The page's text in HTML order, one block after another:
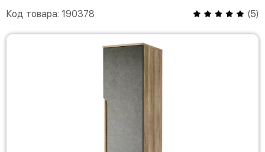
Код товара: 190378 (5)